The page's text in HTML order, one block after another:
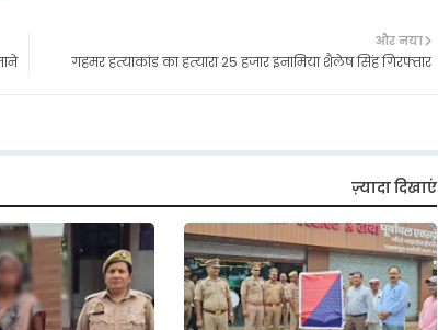
और नया
गहमर हत्‍याकांड का हत्‍यारा 25 हजार इनामिया शैलेष सिंह गिरफ्तार
ज़्यादा दिखाएं